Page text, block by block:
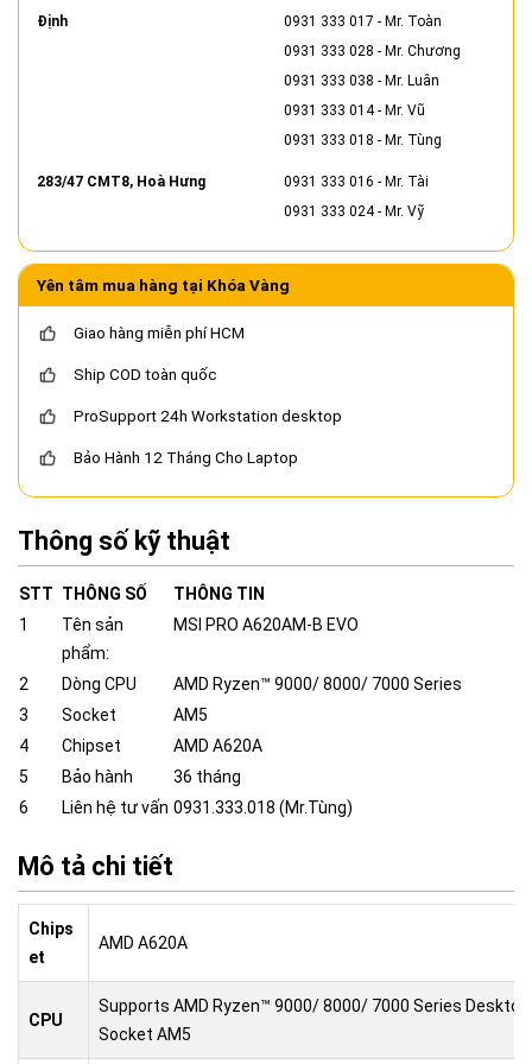
Định 0931 333 017 - Mr. Toàn
0931 333 028 - Mr. Chương
0931 333 038 - Mr. Luân
0931 333 014- Mr. Vũ
0931 333 018 - Mr. Tùng
283/47 CMT8, Hoà Hưng 0931 333 016 - Mr. Tài
0931 333 024- Mr. Vỹ
Yên tâm mua hàng tại Khóa Vàng
Giao hàng miễn phí HCM
Ship COD toàn quốc
ProSupport 24h Workstation desktop
Bảo Hành 12 Tháng Cho Laptop
Thông số kỹ thuật
STT THÔNG SỐ
THÔNG TIN
1
Tên sản
phẩm:
MSI PRO A620AM-B EVO
2 Dòng CPU
AMD Ryzen™ 9000/ 8000/ 7000 Series
3
Socket
AM5
4
Chipset
AMD A620A
5
Bảo hành
36 tháng
6
Liên hệ tư vấn 0931.333.018 (Mr.Tùng)
Mô tả chi tiết
Chips
et
AMD A620A
CPU
Supports AMD Ryzen™ 9000/ 8000/ 7000 Series
Socket AM5